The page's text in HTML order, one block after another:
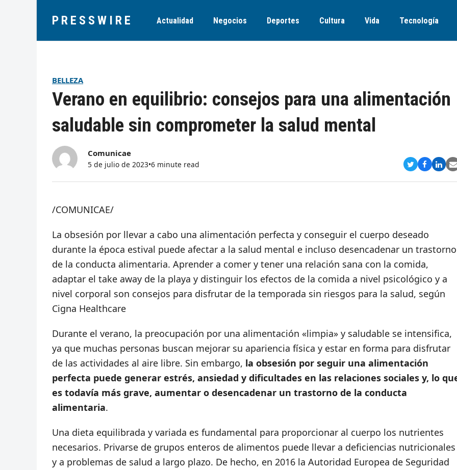
PRESSWIRE Actualidad Negocios Deportes Cultura Vida Tecnología
BELLEZA
Verano en equilibrio: consejos para una alimentación
saludable sin comprometer la salud mental
Comunicae
5 de julio de 2023•6 minute read Compartir
Twitter
/COMUNICAE/
La obsesión por llevar a cabo una alimentación perfecta y conseguir el cuerpo deseado
durante la época estival puede afectar a la salud mental e incluso desencadenar un trastorno
de la conducta alimentaria. Aprender a comer y tener una relación sana con la comida,
adaptar el take away de la playa y distinguir los efectos de la comida a nivel psicológico y a
nivel corporal son consejos para disfrutar de la temporada sin riesgos para la salud, según
Cigna Healthcare
Durante el verano, la preocupación por una alimentación «limpia» y saludable se intensifica,
ya que muchas personas buscan mejorar su apariencia física y estar en forma para disfrutar
de las actividades al aire libre. Sin embargo, la obsesión por seguir una alimentación
perfecta puede generar estrés, ansiedad y dificultades en las relaciones sociales y, lo
es todavía más grave, aumentar o desencadenar un trastorno de la conducta
alimentaria.
Una dieta equilibrada y variada es fundamental para proporcionar al cuerpo los nutrientes
necesarios. Privarse de grupos enteros de alimentos puede llevar a deficiencias nutricionales
y a problemas de salud a largo plazo. De hecho, en 2016 la Autoridad Europea de Seguridad